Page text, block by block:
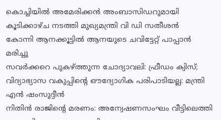
കൊച്ചിയിൽ അമേരിക്കൻ അംബാസിഡറുമായി
കൂടിക്കാഴ്ച നടത്തി മുഖ്യമന്ത്രി വി ഡി സതീശൻ
കോന്നി ആനക്കൂട്ടിൽ ആനയുടെ ചവിട്ടേറ്റ് പാപ്പാൻ
മരിച്ചു
സവര്‍ക്കറെ പുകഴ്ത്തുന്ന ചോദ്യാവലി: ഫ്രീഡം ക്വിസ്;
വിദ്യാഭ്യാസ വകുപ്പിൻ്റെ ഔദ്യോഗിക പരിപാടിയല്ല: മന്ത്രി
എൻ ഷംസുദ്ദീൻ
നിതിൻ രാജിൻ്റെ മരണം: അന്വേഷണസംഘം വീട്ടിലെത്തി